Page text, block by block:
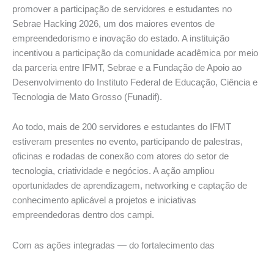
promover a participação de servidores e estudantes no
Sebrae Hacking 2026, um dos maiores eventos de
empreendedorismo e inovação do estado. A instituição
incentivou a participação da comunidade acadêmica por meio
da parceria entre IFMT, Sebrae e a Fundação de Apoio ao
Desenvolvimento do Instituto Federal de Educação, Ciência e
Tecnologia de Mato Grosso (Funadif).
Ao todo, mais de 200 servidores e estudantes do IFMT
estiveram presentes no evento, participando de palestras,
oficinas e rodadas de conexão com atores do setor de
tecnologia, criatividade e negócios. A ação ampliou
oportunidades de aprendizagem, networking e captação de
conhecimento aplicável a projetos e iniciativas
empreendedoras dentro dos campi.
Com as ações integradas — do fortalecimento das